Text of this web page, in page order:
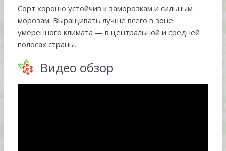
Сорт хорошо устойчив к заморозкам и сильным
морозам. Выращивать лучше всего в зоне
умеренного климата — в центральной и средней
полосах страны.
Видео обзор